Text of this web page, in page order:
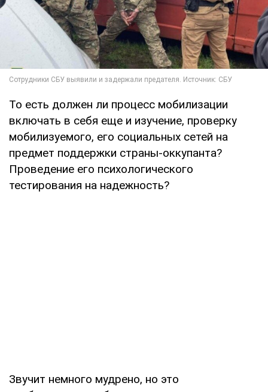
То есть должен ли процесс мобилизации
включать в себя еще и изучение, проверку
мобилизуемого, его социальных сетей на
предмет поддержки страны-оккупанта?
Проведение его психологического
тестирования на надежность?
Звучит немного мудрено, но это